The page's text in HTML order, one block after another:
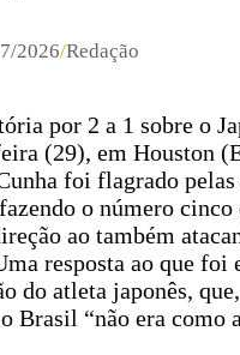
2026/Redação
por 2 a 1 sobre o
(29), em Houston
foi flagrado pelas
o número cinco
ao também
resposta ao que foi
do atleta japonês,
Brasil “não era como